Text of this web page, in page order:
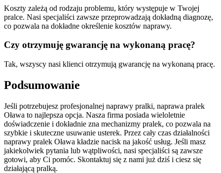
Koszty zależą od rodzaju problemu, który występuje w Twojej
pralce. Nasi specjaliści zawsze przeprowadzają dokładną diagnozę,
co pozwala na dokładne określenie kosztów naprawy.
Czy otrzymuję gwarancję na wykonaną pracę?
Tak, wszyscy nasi klienci otrzymują gwarancję na wykonaną pracę.
Podsumowanie
Jeśli potrzebujesz profesjonalnej naprawy pralki, naprawa pralek
Oława to najlepsza opcja. Nasza firma posiada wieloletnie
doświadczenie i dokładnie zna mechanizmy pralek, co pozwala na
szybkie i skuteczne usuwanie usterek. Przez cały czas działalności
naprawy pralek Oława kładzie nacisk na jakość usług. Jeśli masz
jakiekolwiek pytania lub wątpliwości, nasi specjaliści są zawsze
gotowi, aby Ci pomóc. Skontaktuj się z nami już dziś i ciesz się
działającą pralką.